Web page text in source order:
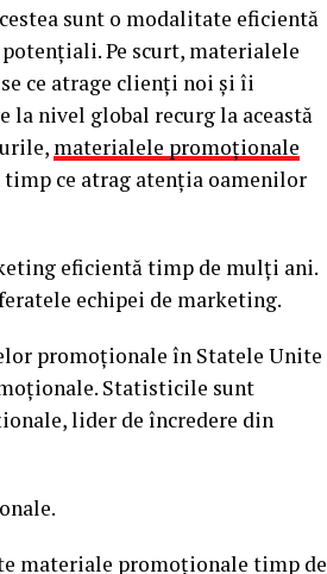
sunt o modalitate eficientă
Pe scurt, materialele
ce atrage clienți noi și îi
la nivel global recurg la această
materialele promoționale
ce atrag atenția oamenilor
eficientă timp de mulți ani.
echipei de marketing.
promoționale în Statele Unite
Statisticile sunt
lider de încredere din
materiale promoționale timp de